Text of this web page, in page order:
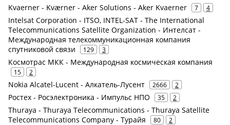
Kvaerner - Kværner - Aker Solutions - Aker Kvaerner 7 4
Intelsat Corporation - ITSO, INTEL-SAT - The International
Telecommunications Satellite Organization - Интелсат -
Международная телекоммуникационная компания
спутниковой связи
129 3
Космотрас МКК - Международная космическая компания
15 2
Nokia Alcatel-Lucent - Алкатель-Лусент 2666 2
Ростех - Росэлектроника - Импульс НПО 35 2
Thuraya - Thuraya Telecommunications - Thuraya Satellite
Telecommunications Company - Турайя
80 2